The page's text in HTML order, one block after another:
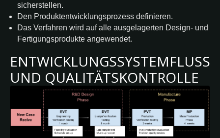
sicherstellen.
Den Produktentwicklungsprozess definieren.
Das Verfahren wird auf alle ausgelagerten Design- und
Fertigungsprodukte angewendet.
ENTWICKLUNGSSYSTEMFLUSS
UND QUALITÄTSKONTROLLE